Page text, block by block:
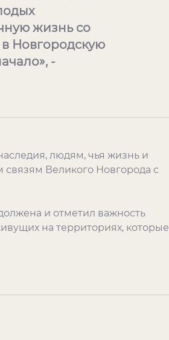
жизнь со
Новгородскую
-
людям, чья жизнь и
Великого Новгорода с
и отметил важность
на территориях, которые